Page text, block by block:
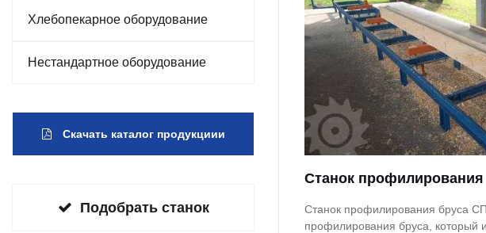
Хлебопекарное оборудование
Нестандартное оборудование
Скачать каталог продукциии
Подобрать станок
Станок
Станок профилирования бруса
профилирования бруса, который